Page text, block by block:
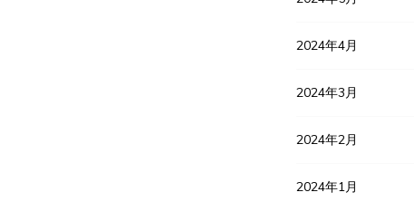
2024年4月
2024年3月
2024年2月
2024年1月